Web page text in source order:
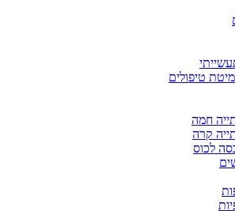
טיפולים
חמה
קרה
לכוס